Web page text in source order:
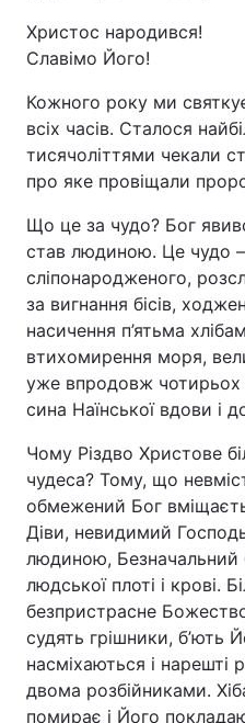
Христос народився!
Славімо Його!
Кожного року ми
всіх часів. Сталося
тисячоліттями чекали
про яке провіщали
Що це за чудо? Бог
став людиною. Це чудо –
сліпонародженого,
за вигнання бісів,
насичення п’ятьма
втихомирення моря,
уже впродовж чотирьох
сина Наїнської вдови і
Чому Різдво Христове
чудеса? Тому, що
обмежений Бог
Діви, невидимий
людиною, Безначальний
людської плоті і крові.
безпристрасне
судять грішники, б’ють
насміхаються і нарешті
двома розбійниками.
помирає і Його